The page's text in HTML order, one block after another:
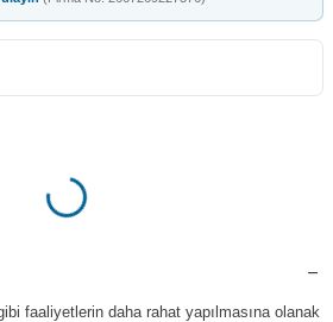
faaliyetlerin daha rahat yapılmasına olanak